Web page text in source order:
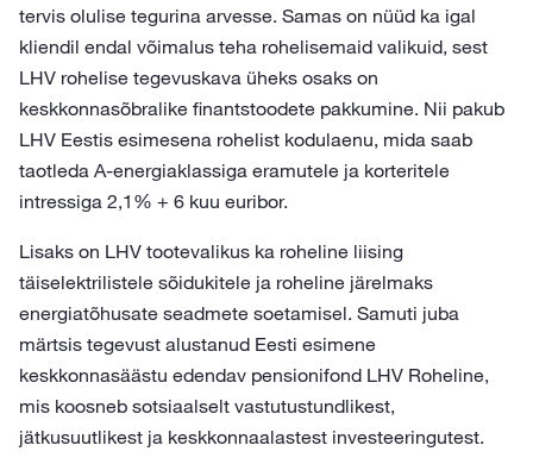
tervis olulise tegurina arvesse. Samas on nüüd ka igal
kliendil endal võimalus teha rohelisemaid valikuid, sest
LHV rohelise tegevuskava üheks osaks on
keskkonnasõbralike finantstoodete pakkumine. Nii pakub
LHV Eestis esimesena rohelist kodulaenu, mida saab
taotleda A-energiaklassiga eramutele ja korteritele
intressiga 2,1% + 6 kuu euribor.
Lisaks on LHV tootevalikus ka roheline liising
täiselektrilistele sõidukitele ja roheline järelmaks
energiatõhusate seadmete soetamisel. Samuti juba
märtsis tegevust alustanud Eesti esimene
keskkonnasäästu edendav pensionifond LHV Roheline,
mis koosneb sotsiaalselt vastutustundlikest,
jätkusuutlikest ja keskkonnaalastest investeeringutest.